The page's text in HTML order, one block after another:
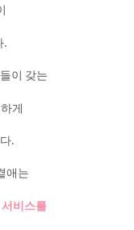
.
이 갖는
게
.
애는
비스를